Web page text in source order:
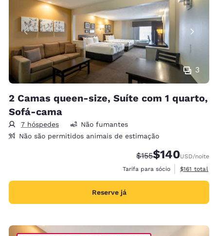
3
2 Camas queen-size, Suíte com 1 quarto,
Sofá-cama
7 hóspedes
Não fumantes
Não são permitidos animais de estimação
Tarifa anterior
$155Tarifa com
$140USD/noite
Tarifa para sócio
Exibir
$161 total
Reserve já